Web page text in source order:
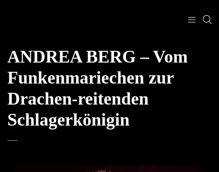
ANDREA BERG – Vom
Funkenmariechen zur
Drachen-reitenden
Schlagerkönigin